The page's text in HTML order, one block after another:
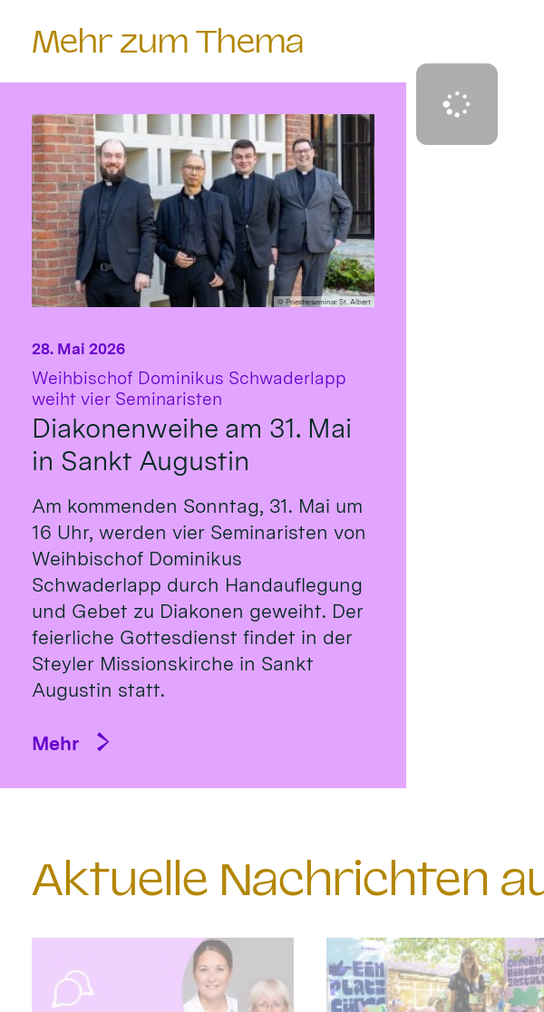
Mehr zum Thema
© Priesterseminar St. Albert
Weihbischof Dominikus Schwaderlapp
weiht vier Seminaristen
Diakonenweihe am 31. Mai
in Sankt Augustin
28. Mai 2026
Am kommenden Sonntag, 31. Mai um
16 Uhr, werden vier Seminaristen von
Weihbischof Dominikus
Schwaderlapp durch Handauflegung
und Gebet zu Diakonen geweiht. Der
feierliche Gottesdienst findet in der
Steyler Missionskirche in Sankt
Augustin statt.
Mehr
Aktuelle Nachrichten